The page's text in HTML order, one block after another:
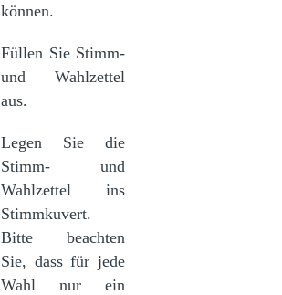
können.
Füllen Sie Stimm-
und Wahlzettel
aus.
Legen Sie die
Stimm- und
Wahlzettel ins
Stimmkuvert.
Bitte beachten
Sie, dass für jede
Wahl nur ein